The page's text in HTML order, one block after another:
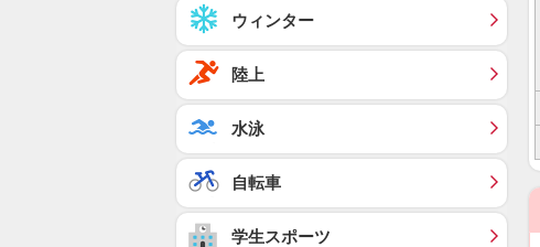
ウィンター
陸上
水泳
自転車
学生スポーツ